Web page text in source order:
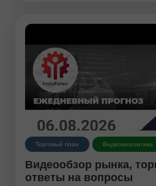
Торговый план Видеоаналитика
Видеообзор рынка,
ответы на вопросы